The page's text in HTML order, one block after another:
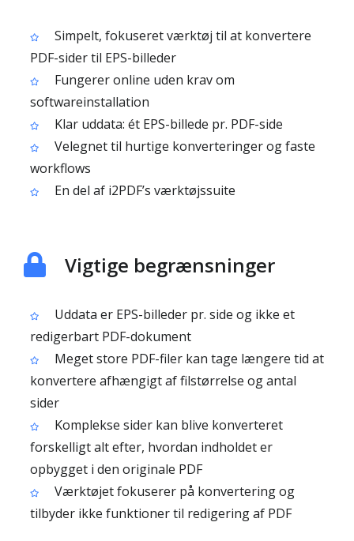
Simpelt, fokuseret værktøj til at konvertere
PDF-sider til EPS-billeder
Fungerer online uden krav om
softwareinstallation
Klar uddata: ét EPS-billede pr. PDF-side
Velegnet til hurtige konverteringer og faste
workflows
En del af i2PDF’s værktøjssuite
Vigtige begrænsninger
Uddata er EPS-billeder pr. side og ikke et
redigerbart PDF-dokument
Meget store PDF-filer kan tage længere tid at
konvertere afhængigt af filstørrelse og antal
sider
Komplekse sider kan blive konverteret
forskelligt alt efter, hvordan indholdet er
opbygget i den originale PDF
Værktøjet fokuserer på konvertering og
tilbyder ikke funktioner til redigering af PDF